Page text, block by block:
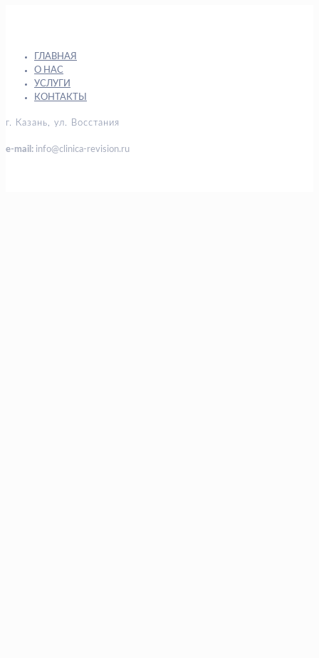
ГЛАВНАЯ
О НАС
УСЛУГИ
КОНТАКТЫ
г. Казань, ул. Восстания
e-mail: info@clinica-revision.ru